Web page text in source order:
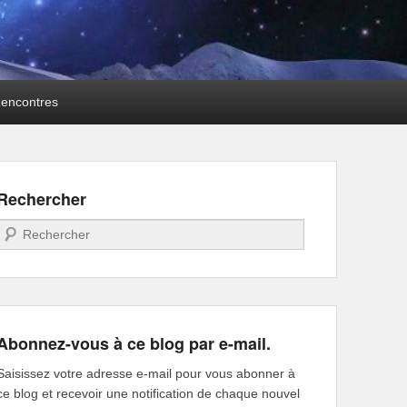
Recherche
vous à ce blog par e-mail.
votre adresse e-mail pour vous abonner à
blog et recevoir une notification de chaque nouvel